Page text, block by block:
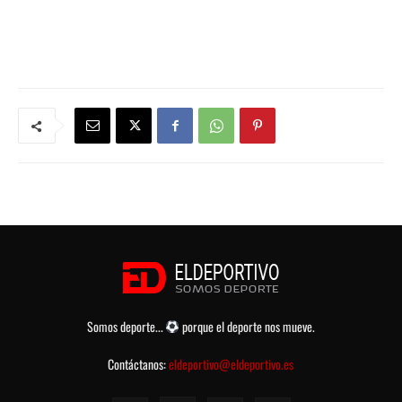
Somos deporte...
porque el deporte nos mueve.
Contáctanos:eldeportivo@eldeportivo.es